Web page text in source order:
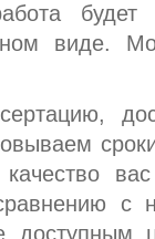
будет
виде.
с
доступным